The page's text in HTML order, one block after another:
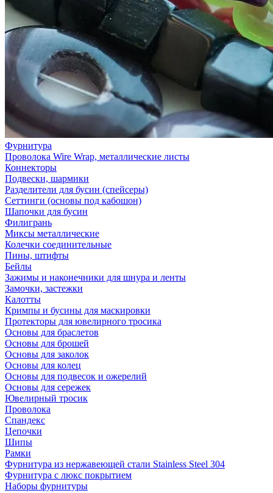
Фурнитура
Проволока Wire Wrap, металлические листы
Коннекторы
Подвески, шармики
Разделители для бусин (спейсеры)
Сеттинги (основы под кабошон)
Шапочки для бусин
Филигрань
Миксы металлические
Колечки соединительные
Пины, штифты
Бейлы
Зажимы и наконечники для шнура и ленты
Замочки, застежки
Калотты
Кримпы и бусины для маскировки
Протекторы для ювелирного тросика
Основы для браслетов
Основы для брошей
Основы для заколок
Основы для колец
Основы для подвесок и ожерелий
Основы для сережек
Ювелирный тросик
Проволока
Спандекс
Цепочки
Шипы
Рамки
Фурнитура из нержавеющей стали Stainless Steel 304
Фурнитура с люкс покрытием
Наборы фурнитуры